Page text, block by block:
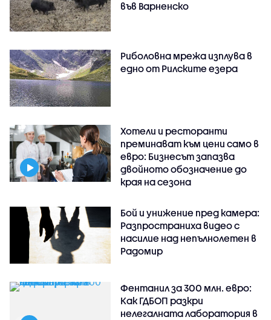
във Варненско
Риболовна мрежа изплува в
едно от Рилските езера
Хотели и ресторанти
преминават към цени само в
евро: Бизнесът запазва
двойното обозначение до
края на сезона
Бой и унижение пред камера:
Разпространиха видео с
насилие над непълнолетен в
Радомир
Фентанил за 300 млн. евро:
Как ГДБОП разкри
нелегалната лаборатория в